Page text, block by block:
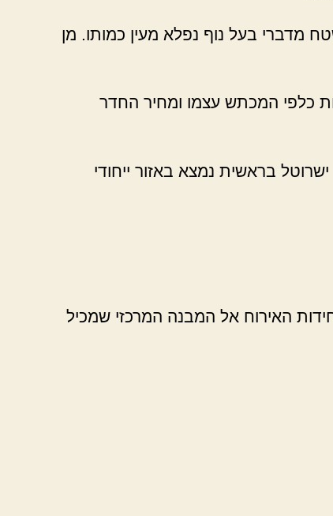
המלון עצמו שוכן בלב שטח מדברי בעל נוף נפלא מעין כמותו. מן
כלפי המכתש עצמו ומחיר החדר
בראשית נמצא באזור ייחודי
האירוח אל המבנה המרכזי שמכיל